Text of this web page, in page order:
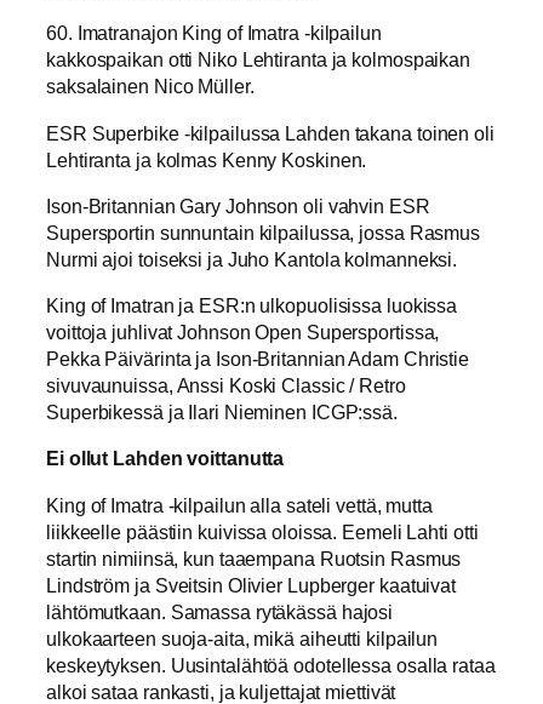
60. Imatranajon King of Imatra -kilpailun
kakkospaikan otti Niko Lehtiranta ja kolmospaikan
saksalainen Nico Müller.
ESR Superbike -kilpailussa Lahden takana toinen oli
Lehtiranta ja kolmas Kenny Koskinen.
Ison-Britannian Gary Johnson oli vahvin ESR
Supersportin sunnuntain kilpailussa, jossa Rasmus
Nurmi ajoi toiseksi ja Juho Kantola kolmanneksi.
King of Imatran ja ESR:n ulkopuolisissa luokissa
voittoja juhlivat Johnson Open Supersportissa,
Pekka Päivärinta ja Ison-Britannian Adam Christie
sivuvaunuissa, Anssi Koski Classic / Retro
Superbikessä ja Ilari Nieminen ICGP:ssä.
Ei ollut Lahden voittanutta
King of Imatra -kilpailun alla sateli vettä, mutta
liikkeelle päästiin kuivissa oloissa. Eemeli Lahti otti
startin nimiinsä, kun taaempana Ruotsin Rasmus
Lindström ja Sveitsin Olivier Lupberger kaatuivat
lähtömutkaan. Samassa rytäkässä hajosi
ulkokaarteen suoja-aita, mikä aiheutti kilpailun
keskeytyksen. Uusintalähtöä odotellessa osalla rataa
alkoi sataa rankasti, ja kuljettajat miettivät